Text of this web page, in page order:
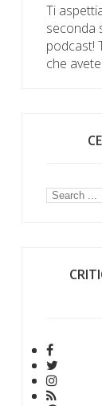
Ti
seconda
podcast!
che